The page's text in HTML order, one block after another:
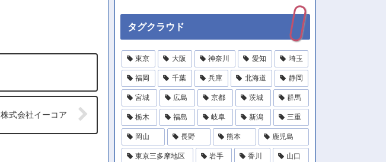
株式会社イーコア
タグクラウド
東京 大阪 神奈川 愛知 埼玉
福岡 千葉 兵庫 北海道 静岡
宮城 広島 京都 茨城 群馬
栃木 福島 岐阜 新潟 三重
岡山 長野 熊本 鹿児島
東京三多摩地区 岩手 香川 山口